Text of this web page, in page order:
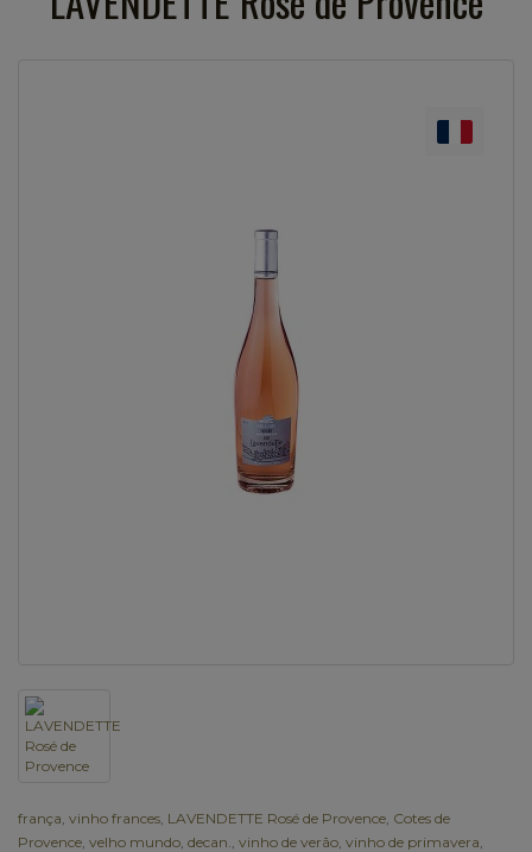
frança vinho frances LAVENDETTE Rosé de Provence Cotes de
Provence velho mundo decan. vinho de verão vinho de primavera